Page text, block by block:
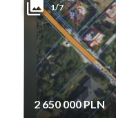
1/7
2 650 000 PLN